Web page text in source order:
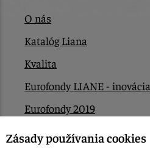
O nás
Katalóg Liana
Kvalita
Eurofondy LIANE - inovácia
Eurofondy 2019
Eurofondy 2022/2023
Zásady používania cookies